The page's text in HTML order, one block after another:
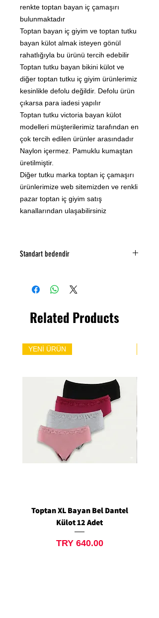
renkte toptan bayan iç çamaşırı
bulunmaktadır
Toptan bayan iç giyim ve toptan tutku
bayan külot almak isteyen gönül
rahatlığıyla bu ürünü tercih edebilir
Toptan tutku bayan bikini külot ve
diğer toptan tutku iç giyim ürünlerimiz
kesinlikle defolu değildir. Defolu ürün
çıkarsa para iadesi yapılır
Toptan tutku victoria bayan külot
modelleri müşterilerimiz tarafından en
çok tercih edilen ürünler arasındadır
Naylon içermez. Pamuklu kumaştan
üretilmiştir.
Diğer tutku marka toptan iç çamaşırı
ürünlerimize web sitemizden ve renkli
pazar toptan iç giyim satış
kanallarından ulaşabilirsiniz
Standart bedendir
Related Products
YENİ ÜRÜN
Toptan XL Bayan Bel Dantel
Külot 12 Adet
Price
TRY 640.00